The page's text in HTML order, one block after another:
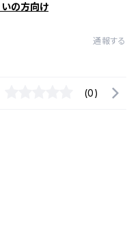
の方向け
通報する
(0)